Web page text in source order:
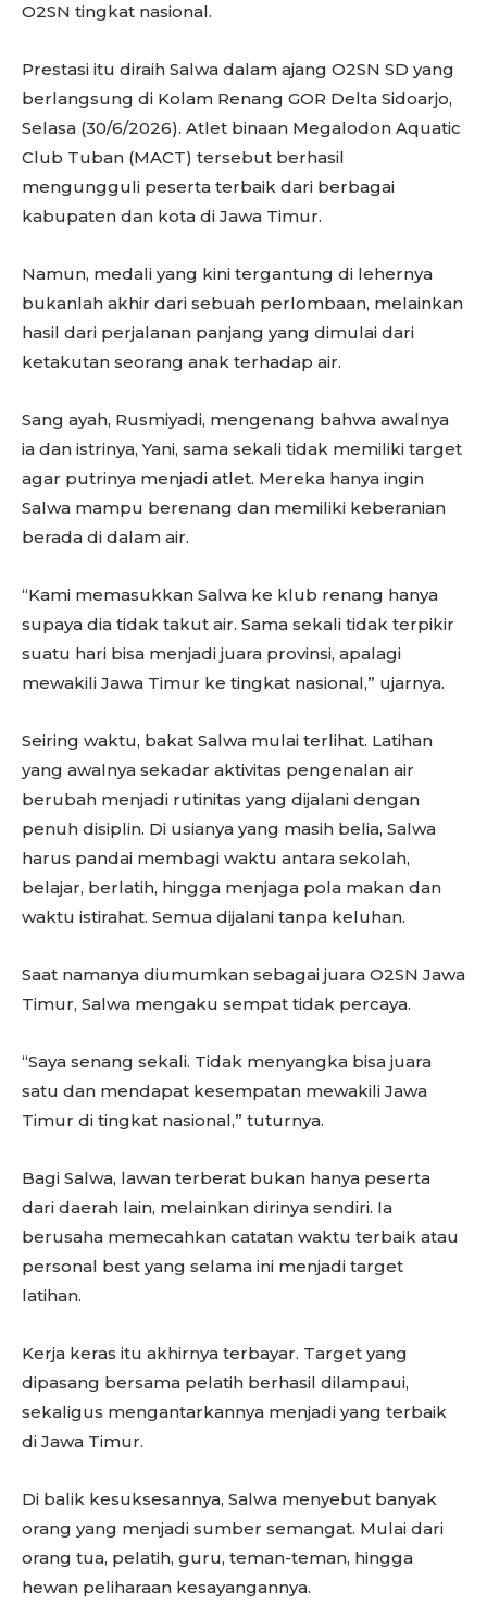
O2SN tingkat nasional.
Prestasi itu diraih Salwa dalam ajang O2SN SD yang
berlangsung di Kolam Renang GOR Delta Sidoarjo,
Selasa (30/6/2026). Atlet binaan Megalodon Aquatic
Club Tuban (MACT) tersebut berhasil
mengungguli peserta terbaik dari berbagai
kabupaten dan kota di Jawa Timur.
Namun, medali yang kini tergantung di lehernya
bukanlah akhir dari sebuah perlombaan, melainkan
hasil dari perjalanan panjang yang dimulai dari
ketakutan seorang anak terhadap air.
Sang ayah, Rusmiyadi, mengenang bahwa awalnya
ia dan istrinya, Yani, sama sekali tidak memiliki target
agar putrinya menjadi atlet. Mereka hanya ingin
Salwa mampu berenang dan memiliki keberanian
berada di dalam air.
“Kami memasukkan Salwa ke klub renang hanya
supaya dia tidak takut air. Sama sekali tidak terpikir
suatu hari bisa menjadi juara provinsi, apalagi
mewakili Jawa Timur ke tingkat nasional,” ujarnya.
Seiring waktu, bakat Salwa mulai terlihat. Latihan
yang awalnya sekadar aktivitas pengenalan air
berubah menjadi rutinitas yang dijalani dengan
penuh disiplin. Di usianya yang masih belia, Salwa
harus pandai membagi waktu antara sekolah,
belajar, berlatih, hingga menjaga pola makan dan
waktu istirahat. Semua dijalani tanpa keluhan.
Saat namanya diumumkan sebagai juara O2SN Jawa
Timur, Salwa mengaku sempat tidak percaya.
“Saya senang sekali. Tidak menyangka bisa juara
satu dan mendapat kesempatan mewakili Jawa
Timur di tingkat nasional,” tuturnya.
Bagi Salwa, lawan terberat bukan hanya peserta
dari daerah lain, melainkan dirinya sendiri. Ia
berusaha memecahkan catatan waktu terbaik atau
personal best yang selama ini menjadi target
latihan.
Kerja keras itu akhirnya terbayar. Target yang
dipasang bersama pelatih berhasil dilampaui,
sekaligus mengantarkannya menjadi yang terbaik
di Jawa Timur.
Di balik kesuksesannya, Salwa menyebut banyak
orang yang menjadi sumber semangat. Mulai dari
orang tua, pelatih, guru, teman-teman, hingga
hewan peliharaan kesayangannya.